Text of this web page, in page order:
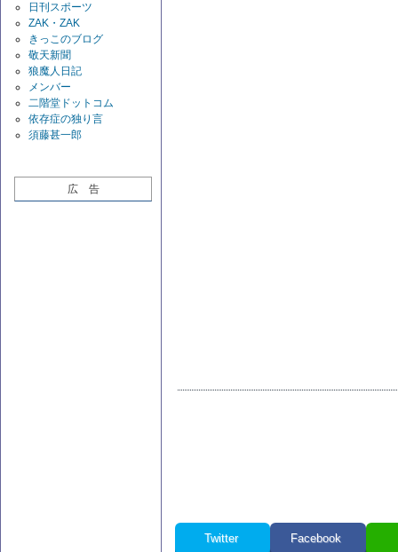
日刊スポーツ
ZAK・ZAK
きっこのブログ
敬天新聞
狼魔人日記
メンバー
二階堂ドットコム
依存症の独り言
須藤甚一郎
広 告
Twitter Facebook